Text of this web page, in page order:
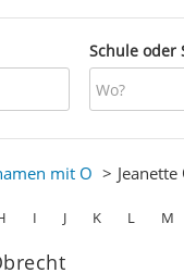
Schule oder
mit O Jeanette
I J K L M